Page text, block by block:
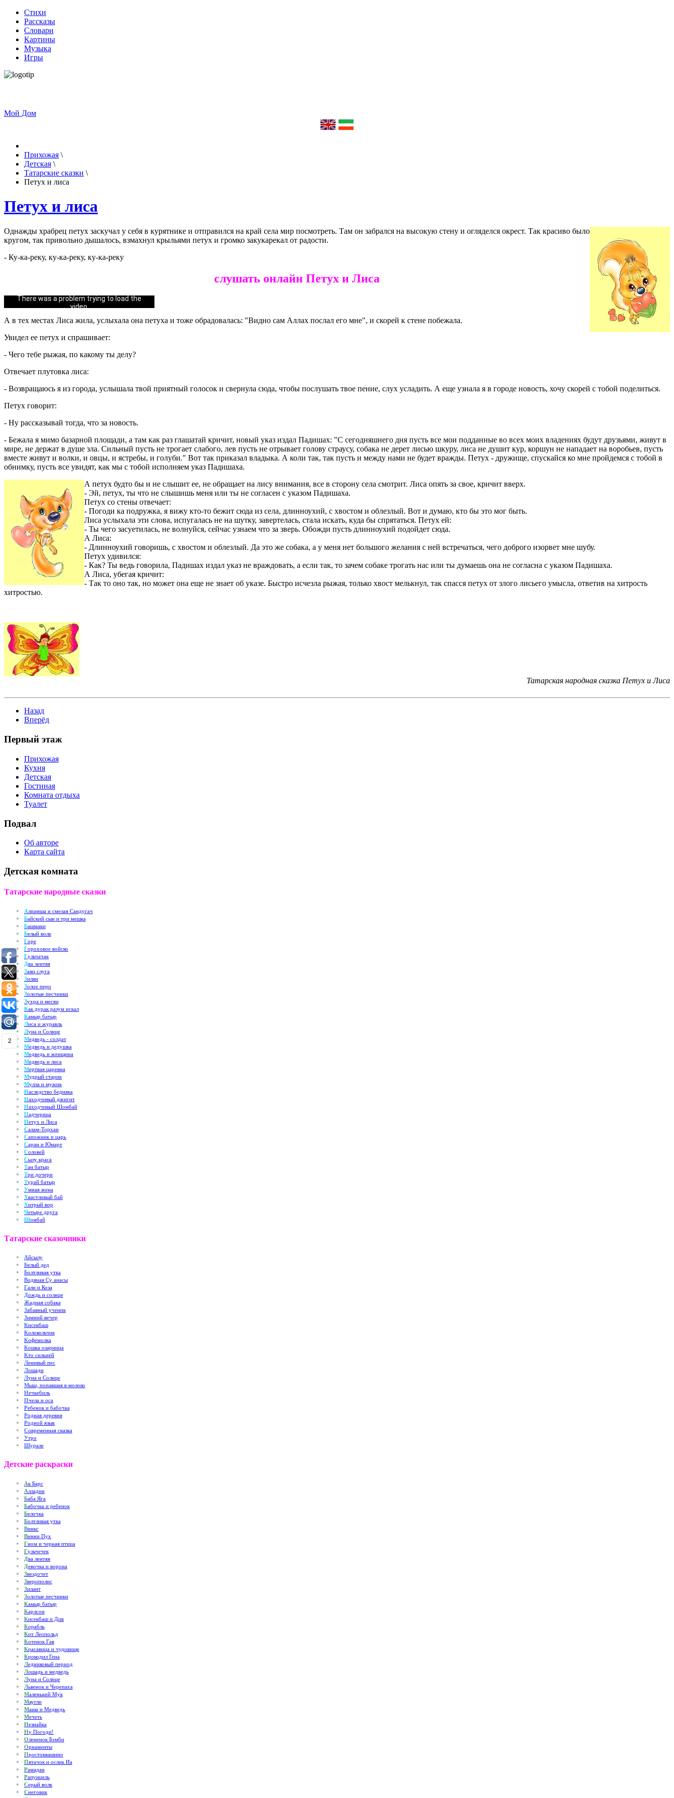
Стихи
Рассказы
Словари
Картины
Музыка
Игры
Мой Дом
Прихожая \
Детская \
Татарские сказки \
Петух и лиса
Петух и лиса
Однажды храбрец петух заскучал у себя в курятнике и отправился на край села мир посмотреть. Там он забрался на высокую стену и огляделся окрест. Так красиво было
кругом, так привольно дышалось, взмахнул крыльями петух и громко закукарекал от радости.
- Ку-ка-реку, ку-ка-реку, ку-ка-реку
слушать онлайн Петух и Лиса
There was a problem trying to load the
video.
Error code: html5_video:4
А в тех местах Лиса жила, услыхала она петуха и тоже обрадовалась: "Видно сам Аллах послал его мне", и скорей к стене побежала.
Увидел ее петух и спрашивает:
- Чего тебе рыжая, по какому ты делу?
Отвечает плутовка лиса:
- Возвращаюсь я из города, услышала твой приятный голосок и свернула сюда, чтобы послушать твое пение, слух усладить. А еще узнала я в городе новость, хочу скорей с тобой поделиться.
Петух говорит:
- Ну рассказывай тогда, что за новость.
- Бежала я мимо базарной площади, а там как раз глашатай кричит, новый указ издал Падишах: "С сегодняшнего дня пусть все мои подданные во всех моих владениях будут друзьями, живут в
мире, не держат в душе зла. Сильный пусть не трогает слабого, лев пусть не отрывает голову страусу, собака не дерет лисью шкуру, лиса не душит кур, коршун не нападает на воробьев, пусть
вместе живут и волки, и овцы, и ястребы, и голуби." Вот так приказал владыка. А коли так, так пусть и между нами не будет вражды. Петух - дружище, спускайся ко мне пройдемся с тобой в
обнимку, пусть все увидят, как мы с тобой исполняем указ Падишаха.
А петух будто бы и не слышит ее, не обращает на лису внимания, все в сторону села смотрит. Лиса опять за свое, кричит вверх.
- Эй, петух, ты что не слышишь меня или ты не согласен с указом Падишаха.
Петух со стены отвечает:
- Погоди ка подружка, я вижу кто-то бежит сюда из села, длинноухий, с хвостом и облезлый. Вот и думаю, кто бы это мог быть.
Лиса услыхала эти слова, испугалась не на шутку, завертелась, стала искать, куда бы спрятаться. Петух ей:
- Ты чего засуетилась, не волнуйся, сейчас узнаем что за зверь. Обожди пусть длинноухий подойдет сюда.
А Лиса:
- Длинноухий говоришь, с хвостом и облезлый. Да это же собака, а у меня нет большого желания с ней встречаться, чего доброго изорвет мне шубу.
Петух удивился:
- Как? Ты ведь говорила, Падишах издал указ не враждовать, а если так, то зачем собаке трогать нас или ты думаешь она не согласна с указом Падишаха.
А Лиса, убегая кричит:
- Так то оно так, но может она еще не знает об указе. Быстро исчезла рыжая, только хвост мелькнул, так спасся петух от злого лисьего умысла, ответив на хитрость
хитростью.
Татарская народная сказка Петух и Лиса
Назад
Вперёд
Первый этаж
Прихожая
Кухня
Детская
Гостиная
Комната отдыха
Туалет
Подвал
Об авторе
Карта сайта
Детская комната
Татарские народные сказки
Алпамша и смелая Сандугач
Байский сын и три мешка
Башмаки
Белый волк
Горе
Гороховое войско
Гульчачак
Два лентяя
Заяц слуга
Зилян
Золое перо
Золотые песчинки
Зухра и месяц
Как дурак разум искал
Камыр батыр
Лиса и журавль
Луна и Солнце
Медведь - солдат
Медведь и дедушка
Медведь и женщина
Медведь и лиса
Мертвая царевна
Мудрый старик
Мулла и мужик
Наследство бедняка
Находчивый джигит
Находчивый Шомбай
Падчерица
Петух и Лиса
Салам-Торхан
Сапожник и царь
Саран и Юмарт
Соловей
Сылу краса
Тан батыр
Три дочери
Турай батыр
Умная жена
Хвастливый бай
Хитрый вор
Четыре друга
Шомбай
Татарские сказочники
Айсылу
Белый дед
Болтливая утка
Водяная Су анасы
Гали и Коза
Дождь и солнце
Жадная собака
Забавный ученик
Зимний вечер
Кисекбаш
Колокольчик
Кофемолка
Кошка озарница
Кто сильней
Ленивый пес
Лошади
Луна и Солнце
Мыш, попавшая в молоко
Нечкебиль
Пчела и оса
Ребенок и бабочка
Родная деревня
Родной язык
Современная сказка
Утро
Шурале
Детские раскраски
Ак Барс
Алладин
Баба Яга
Бабочка и ребенок
Белочка
Болтливая утка
Винкс
Винни Пух
Гном и черная птица
Гульчечек
Два лентяя
Девочка и ворона
Звездочет
Зверополис
Зилант
Золотые песчинки
Камыр батыр
Карлсон
Кисекбаш и Див
Корабль
Кот Леопольд
Котенок Гав
Красавица и чудовище
Крокодил Гена
Ледниковый период
Лошадь и медведь
Луна и Солнце
Львенок и Черепаха
Маленький Мук
Маугли
Маша и Медведь
Мечеть
Незнайка
Ну Погоди!
Олененок Бэмби
Орнаменты
Простоквашино
Пятачок и ослик Иа
Рамадан
Рапунцель
Серый волк
Снеговик
2